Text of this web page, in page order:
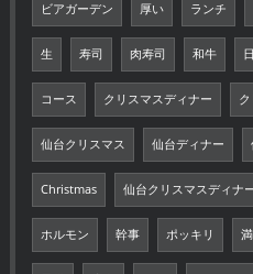
ビアガーデン 厚い ランチ
生 寿司 肉寿司 和牛
コース クリスマスディナー
仙台クリスマス 仙台ディナー
Christmas 仙台クリスマスディナ
ホルモン 幹事 ポッキリ